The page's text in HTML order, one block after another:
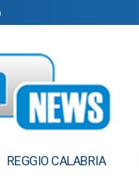
REGGIO CALABRIA